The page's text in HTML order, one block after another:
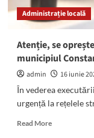
Direcția
în
care
România
este
cea
contează”
Administrație locală
Atenție, se
municipiul
admin
16 iunie
În vederea
urgență la rețelele
Read MoreRead